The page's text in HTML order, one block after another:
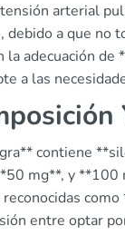
arterial
debido a que no
la adecuación
a las
contiene
mg**, y **100
reconocidas
entre optar